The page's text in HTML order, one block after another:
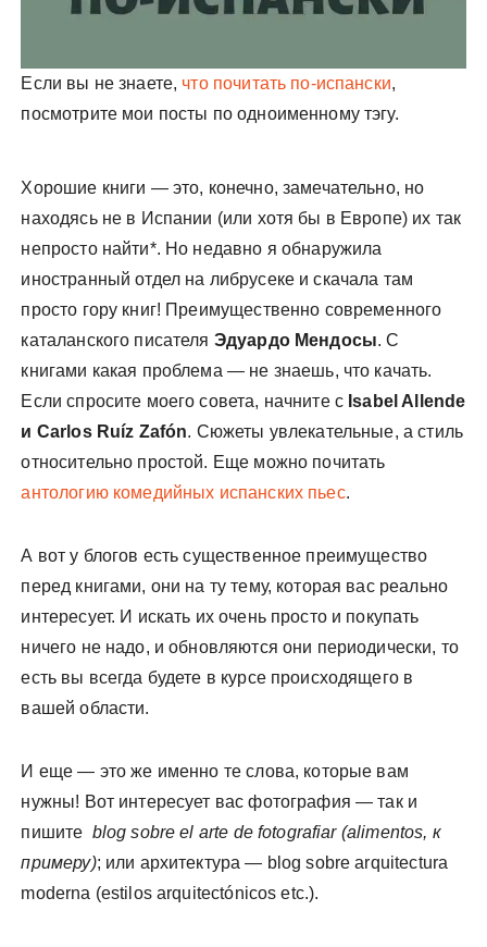
Если вы не знаете, что почитать по-испански,
посмотрите мои посты по одноименному тэгу.
Хорошие книги — это, конечно, замечательно, но
находясь не в Испании (или хотя бы в Европе) их так
непросто найти*. Но недавно я обнаружила
иностранный отдел на либрусеке и скачала там
просто гору книг! Преимущественно современного
каталанского писателя Эдуардо Мендосы. С
книгами какая проблема — не знаешь, что качать.
Если спросите моего совета, начните с Isabel Allende
и Carlos Ruíz Zafón. Сюжеты увлекательные, а стиль
относительно простой. Еще можно почитать
антологию комедийных испанских пьес.
А вот у блогов есть существенное преимущество
перед книгами, они на ту тему, которая вас реально
интересует. И искать их очень просто и покупать
ничего не надо, и обновляются они периодически, то
есть вы всегда будете в курсе происходящего в
вашей области.
И еще — это же именно те слова, которые вам
нужны! Вот интересует вас фотография — так и
пишите blog sobre el arte de fotografiar (alimentos, к
примеру); или архитектура — blog sobre arquitectura
moderna (estilos arquitectónicos etc.).